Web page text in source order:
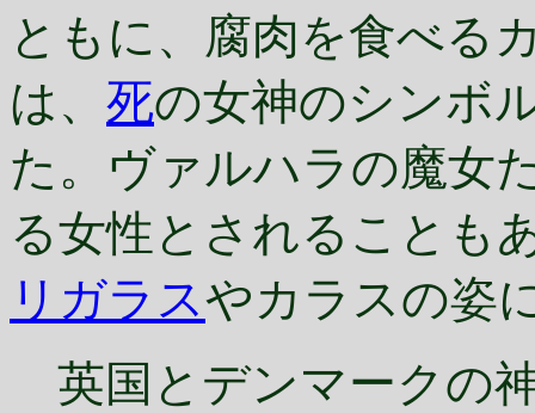
ともに、腐肉を食べる
は、 死の女神のシンボ
た。ヴァルハラの魔女
る女性とされることも
リガラスやカラスの姿
英国とデンマークの